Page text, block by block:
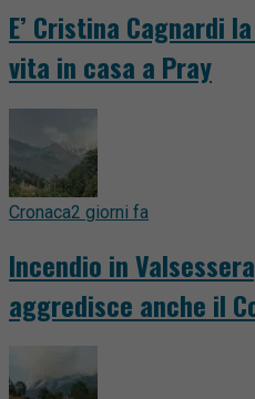
E’ Cristina Cagnardi
vita in casa a Pray
Cronaca2 giorni fa
Incendio in
aggredisce anche il